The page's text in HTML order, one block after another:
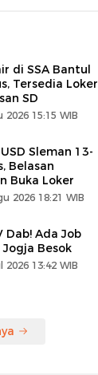
di SSA Bantul
Tersedia Loker
SD
2026 15:15 WIB
Sleman 13-
Belasan
Buka Loker
2026 18:21 WIB
Dab! Ada Job
Jogja Besok
2026 13:42 WIB